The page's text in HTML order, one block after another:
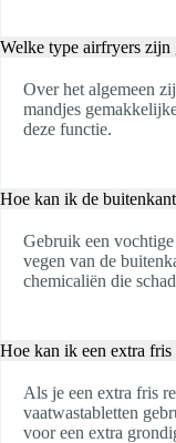
Welke type airfryers zijn
Over het algemeen
mandjes
deze functie.
Hoe kan ik de
Gebruik een
vegen van de
chemicaliën die
Hoe kan ik een extra fris
Als je een extra fris
vaatwastabletten
voor een extra